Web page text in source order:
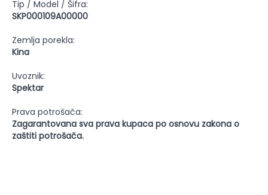
Tip / Model / Šifra:
SKP000109A00000
Zemlja porekla:
Kina
Uvoznik:
Spektar
Prava potrošača:
Zagarantovana sva prava kupaca po osnovu zakona o
zaštiti potrošača.